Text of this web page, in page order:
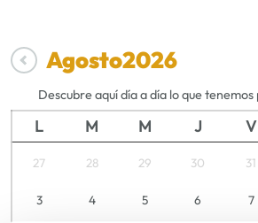
Agosto2026
Descubre aquí día a día lo que
L M M J V
27 28 29 30 31
3 4 5 6 7